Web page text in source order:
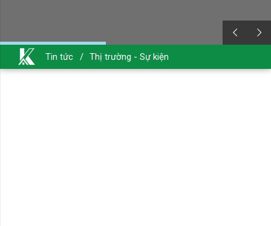
Tin tức / Thị trường - Sự kiện